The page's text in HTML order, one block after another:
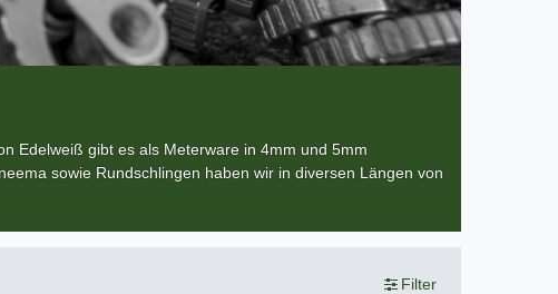
Edelweiß gibt es als Meterware in 4mm und 5mm
sowie Rundschlingen haben wir in diversen Längen von
Filter